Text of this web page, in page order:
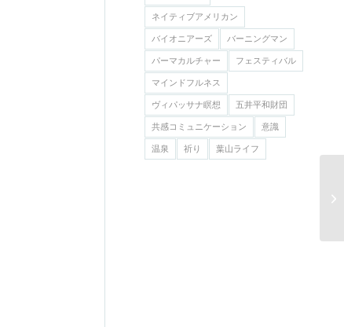
ネイティブアメリカン
バイオニアーズ バーニングマン
パーマカルチャー フェスティバル
マインドフルネス
ヴィパッサナ瞑想 五井平和財団
共感コミュニケーション 意識
温泉 祈り 葉山ライフ